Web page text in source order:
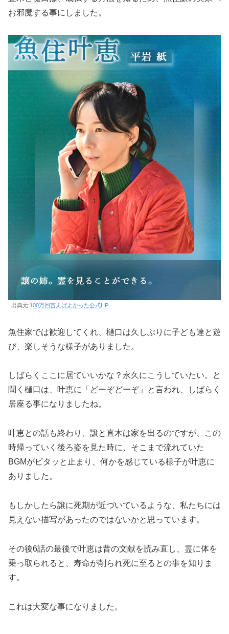
お邪魔する事にしました。
出典元:100万回言えばよかった公式HP
魚住家では歓迎してくれ、樋口は久しぶりに子ども達と遊
び、楽しそうな様子がありました。
しばらくここに居ていいかな？永久にこうしていたい。と
聞く樋口は、叶恵に「どーぞどーぞ」と言われ、しばらく
居座る事になりましたね。
叶恵との話も終わり、譲と直木は家を出るのですが、この
時帰っていく後ろ姿を見た時に、そこまで流れていた
BGMがピタッと止まり、何かを感じている様子が叶恵に
ありました。
もしかしたら譲に死期が近づいているような、私たちには
見えない描写があったのではないかと思っています。
その後6話の最後で叶恵は昔の文献を読み直し、霊に体を
乗っ取られると、寿命が削られ死に至るとの事を知りま
す。
これは大変な事になりました。